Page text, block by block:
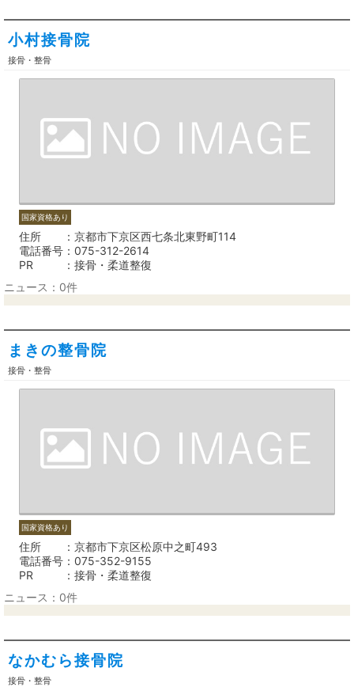
小村接骨院
接骨・整骨
国家資格あり
住所
京都市下京区西七条北東野町114
電話番号
075-312-2614
PR
接骨・柔道整復
ニュース：0件
まきの整骨院
接骨・整骨
国家資格あり
住所
京都市下京区松原中之町493
電話番号
075-352-9155
PR
接骨・柔道整復
ニュース：0件
なかむら接骨院
接骨・整骨